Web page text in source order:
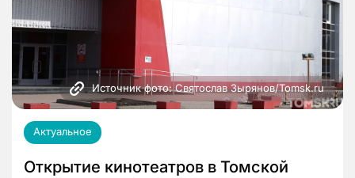
Источник фото: Святослав Зырянов/Tomsk.ru
Актуальное
Открытие кинотеатров в Томской